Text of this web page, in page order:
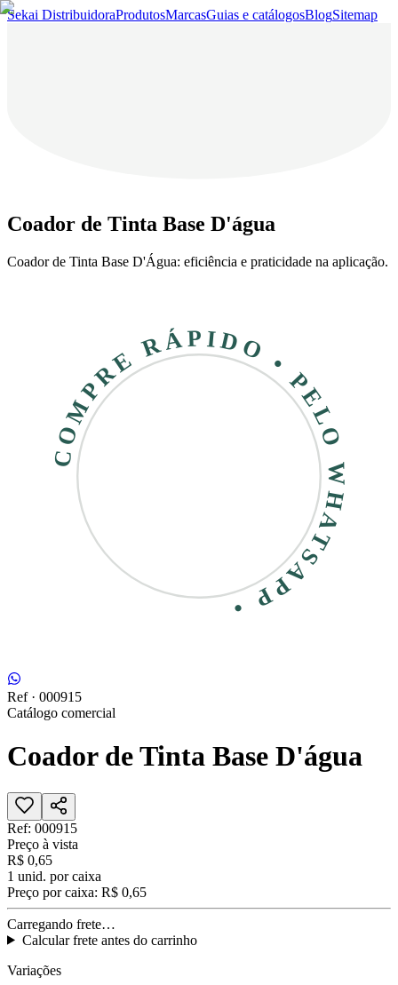
Sekai DistribuidoraProdutosMarcasGuias e catálogosBlogSitemap
Coador de Tinta Base D'água
Coador de Tinta Base D'Água: eficiência e praticidade na aplicação.
COMPRE RÁPIDO • PELO WHATSAPP •
Ref · 000915
Catálogo comercial
Coador de Tinta Base D'água
Ref: 000915
Preço à vista
R$ 0,65
1 unid. por caixa
Preço por caixa: R$ 0,65
Carregando frete…
Calcular frete antes do carrinho
Variações